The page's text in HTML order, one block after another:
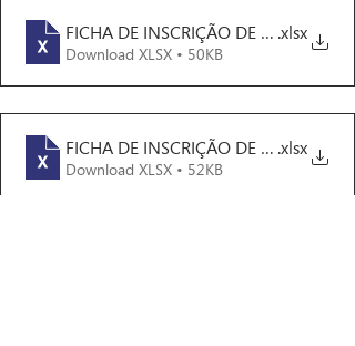
FICHA DE INSCRIÇÃO DE TÉCNICO -
.xlsx
Download XLSX • 50KB
FICHA DE INSCRIÇÃO DE ATLETA -
.xlsx
Download XLSX • 52KB